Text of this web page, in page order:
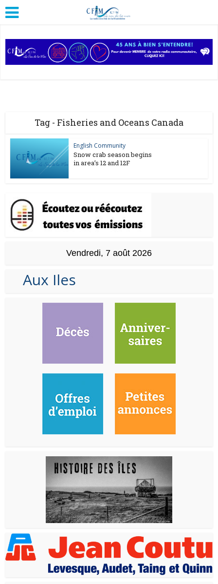
Tag - Fisheries and Oceans Canada
English Community
Snow crab season begins
in area’s 12 and 12F
Vendredi, 7 août 2026
Aux Iles